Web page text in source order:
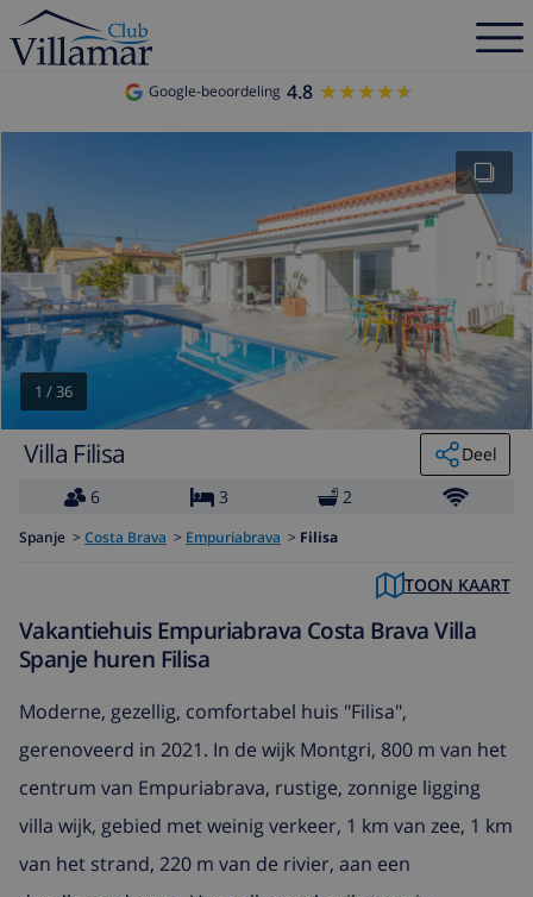
Google-beoordeling 4.8 ★★★★★
★★★★★
1 /36
Villa Filisa
Deel
6
3 2
Spanje > Costa Brava > Empuriabrava > Filisa
TOON KAART
Vakantiehuis Empuriabrava Costa Brava Villa
Spanje huren Filisa
Moderne, gezellig, comfortabel huis "Filisa",
gerenoveerd in 2021. In de wijk Montgri, 800 m van het
centrum van Empuriabrava, rustige, zonnige ligging
villa wijk, gebied met weinig verkeer, 1 km van zee, 1 km
van het strand, 220 m van de rivier, aan een